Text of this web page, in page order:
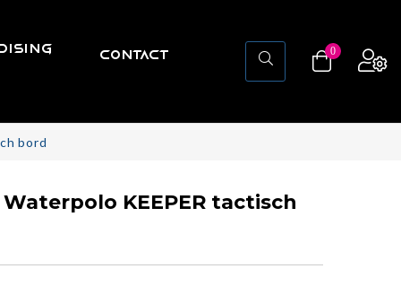
CONTACT 0
bord
KEEPER tactisch